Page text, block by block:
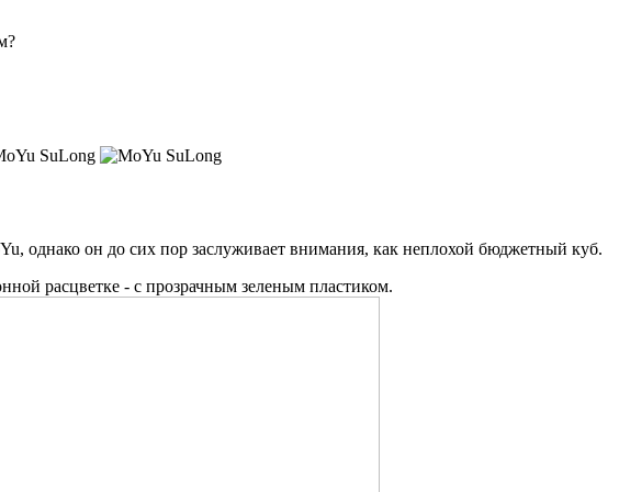
однако он до сих пор заслуживает внимания, как неплохой бюджетный куб.
расцветке - с прозрачным зеленым пластиком.